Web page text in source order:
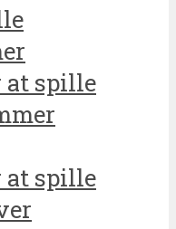
spille
spille